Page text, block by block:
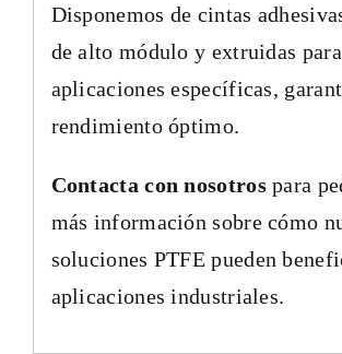
Disponemos de cintas
de alto módulo y extruidas para
aplicaciones específicas,
rendimiento óptimo.
Contacta con nosotrospara
más información sobre cómo
soluciones PTFE pueden
aplicaciones industriales.